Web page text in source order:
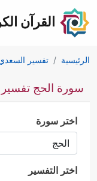
القرآن
الرئيسية تفسير
سورة الحج تفسير
اختر سورة
اختر التفسير